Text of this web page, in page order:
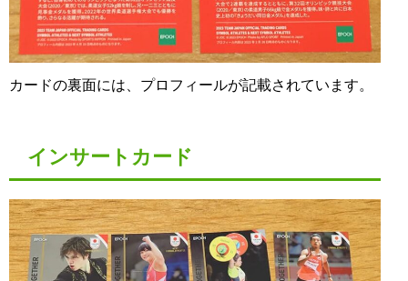
カードの裏面には、プロフィールが記載されています。
インサートカード